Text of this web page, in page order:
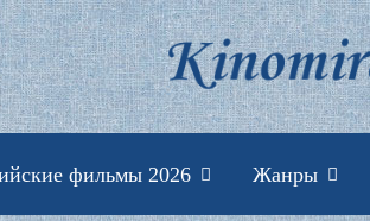
фильмы 2026 Жанры